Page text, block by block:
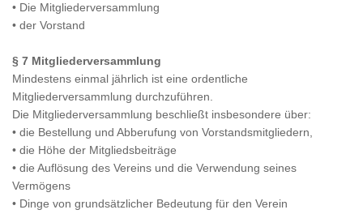
• Die Mitgliederversammlung
• der Vorstand
§ 7 Mitgliederversammlung
Mindestens einmal jährlich ist eine ordentliche
Mitgliederversammlung durchzuführen.
Die Mitgliederversammlung beschließt insbesondere über:
• die Bestellung und Abberufung von Vorstandsmitgliedern,
• die Höhe der Mitgliedsbeiträge
• die Auflösung des Vereins und die Verwendung seines
Vermögens
• Dinge von grundsätzlicher Bedeutung für den Verein